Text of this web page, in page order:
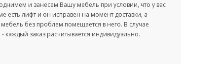
и занесем Вашу мебель при условии, что у вас
есть лифт и он исправен на момент доставки, а
без проблем помещается в него. В случае
каждый заказ расчитывается индивидуально.